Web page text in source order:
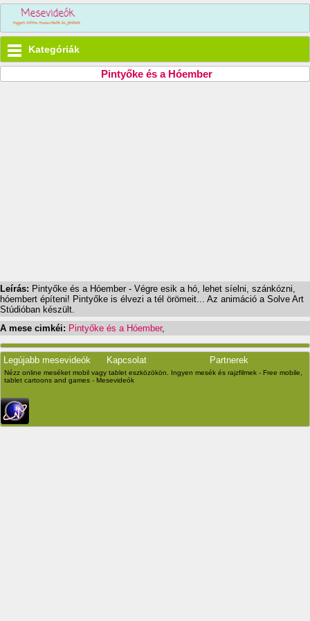
Kategóriák
Pintyőke és a Hóember
Leírás: Pintyőke és a Hóember - Végre esik a hó, lehet síelni, szánkózni,
hóembert építeni! Pintyőke is élvezi a tél örömeit... Az animáció a Solve Art
Stúdióban készült.
A mese cimkéi: Pintyőke és a Hóember,
Legújabb mesevideók Kapcsolat Partnerek
Nézz online meséket mobil vagy tablet eszközökön. Ingyen mesék és rajzfilmek - Free mobile,
tablet cartoons and games - Mesevideók